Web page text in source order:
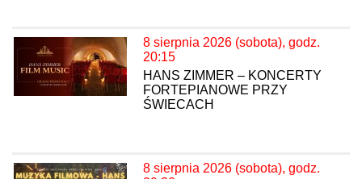
8 sierpnia 2026 (sobota), godz.
20:15
HANS ZIMMER – KONCERTY
FORTEPIANOWE PRZY
ŚWIECACH
8 sierpnia 2026 (sobota), godz.